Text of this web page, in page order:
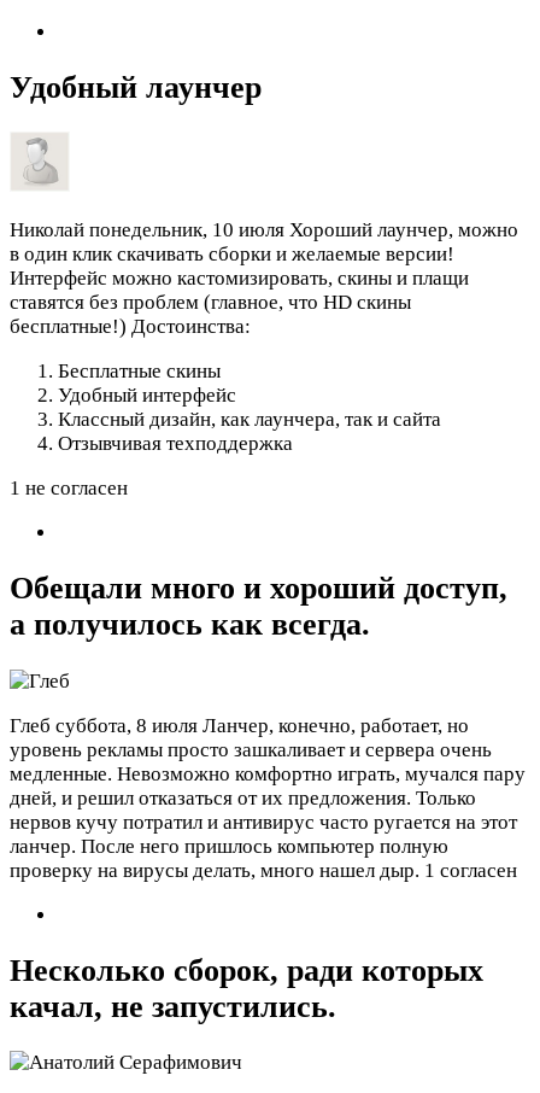
Удобный лаунчер
Николай понедельник, 10 июля Хороший лаунчер, можно
в один клик скачивать сборки и желаемые версии!
Интерфейс можно кастомизировать, скины и плащи
ставятся без проблем (главное, что HD скины
бесплатные!) Достоинства:
Бесплатные скины
Удобный интерфейс
Классный дизайн, как лаунчера, так и сайта
Отзывчивая техподдержка
1 не согласен
Обещали много и хороший доступ,
а получилось как всегда.
Глеб суббота, 8 июля Ланчер, конечно, работает, но
уровень рекламы просто зашкаливает и сервера очень
медленные. Невозможно комфортно играть, мучался пару
дней, и решил отказаться от их предложения. Только
нервов кучу потратил и антивирус часто ругается на этот
ланчер. После него пришлось компьютер полную
проверку на вирусы делать, много нашел дыр. 1 согласен
Несколько сборок, ради которых
качал, не запустились.